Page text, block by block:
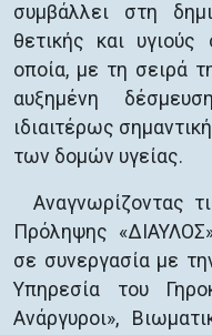
συμβάλλει στη
θετικής και
οποία, με τη σειρά
αυξημένη
ιδιαιτέρως
των δομών υγείας.
Αναγνωρίζοντας
Πρόληψης
σε συνεργασία με
Υπηρεσία του
Ανάργυροι»,